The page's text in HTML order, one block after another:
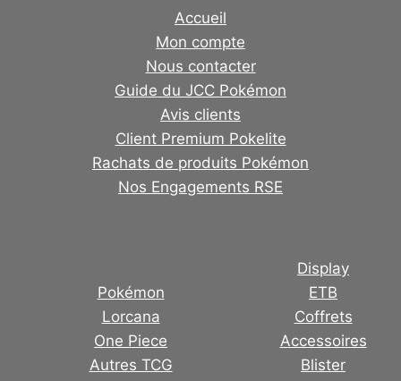
Accueil
Mon compte
Nous contacter
Guide du JCC Pokémon
Avis clients
Client Premium Pokelite
Rachats de produits Pokémon
Nos Engagements RSE
Pokémon
Lorcana
One Piece
Autres TCG
Display
ETB
Coffrets
Accessoires
Blister